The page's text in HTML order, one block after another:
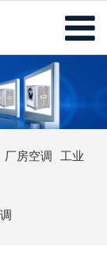
厂房空调
工业